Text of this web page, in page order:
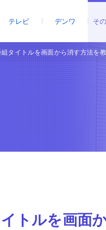
テレビ デンワ そ
タイトルを画面から消す方法を教
トルを画面